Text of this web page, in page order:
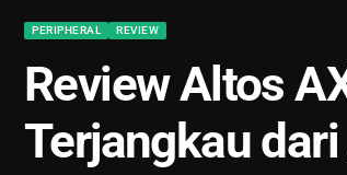
PERIPHERAL REVIEW
Review Altos
Terjangkau